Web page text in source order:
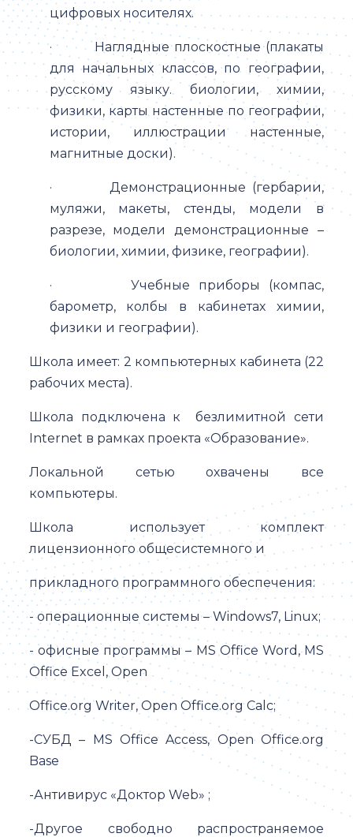
цифровых носителях.
· Наглядные плоскостные (плакаты
для начальных классов, по географии,
русскому языку. биологии, химии,
физики, карты настенные по географии,
истории, иллюстрации настенные,
магнитные доски).
· Демонстрационные (гербарии,
муляжи, макеты, стенды, модели в
разрезе, модели демонстрационные –
биологии, химии, физике, географии).
· Учебные приборы (компас,
барометр, колбы в кабинетах химии,
физики и географии).
Школа имеет: 2 компьютерных кабинета (22
рабочих места).
Школа подключена к безлимитной сети
Internet в рамках проекта «Образование».
Локальной сетью охвачены все
компьютеры.
Школа использует комплект
лицензионного общесистемного и
прикладного программного обеспечения:
- операционные системы – Windows7, Linux;
- офисные программы – MS Office Word, MS
Office Excel, Open
Office.org Writer, Open Office.org Calc;
-СУБД – MS Office Access, Open Office.org
Base
-Антивирус «Доктор Web» ;
-Другое свободно распространяемое